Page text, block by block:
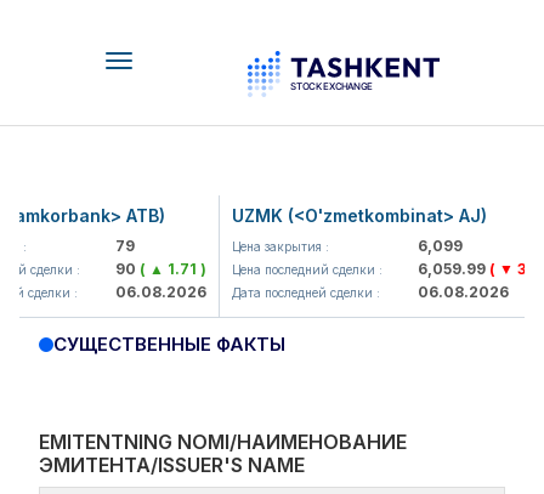
Toggle
ATB)
79
сделки : 90( ▲ 1.71 )
сделки : 06.08.2026
UZMK (<O'zmetkombinat> AJ)
Цена закрытия : 6,099
Цена последний сделки : 6,059.99( ▼
Дата последней сделки : 06.08.2026
СУЩЕСТВЕННЫЕ ФАКТЫ
EMITENTNING NOMI/НАИМЕНОВАНИЕ
ЭМИТЕНТА/ISSUER'S NAME